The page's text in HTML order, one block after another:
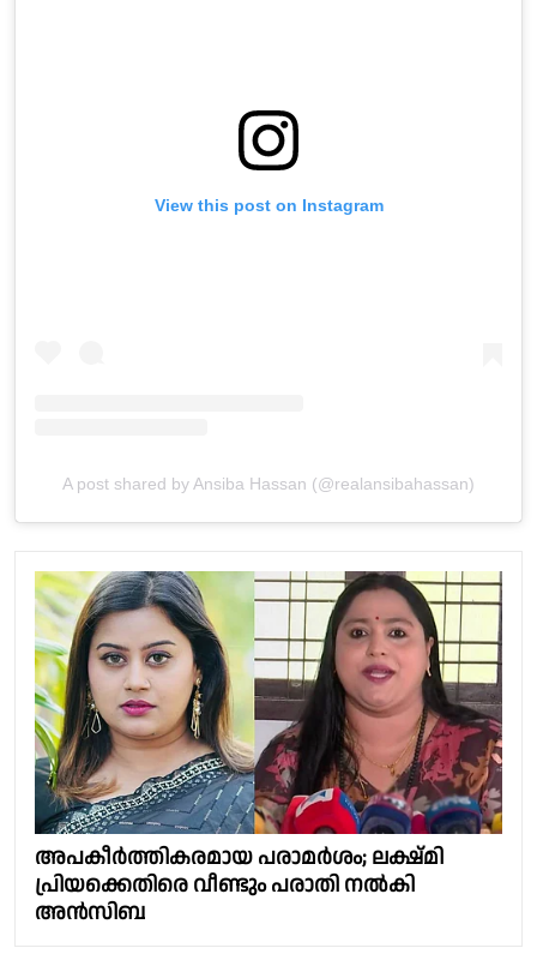
View this post on Instagram
A post shared by Ansiba Hassan (@realansibahassan)
അപകീർത്തികരമായ പരാമർശം; ലക്ഷ്മി
പ്രിയക്കെതിരെ വീണ്ടും പരാതി നൽകി
അൻസിബ